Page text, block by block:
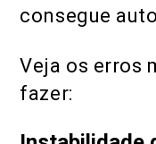
consegue
Veja os erros
fazer: